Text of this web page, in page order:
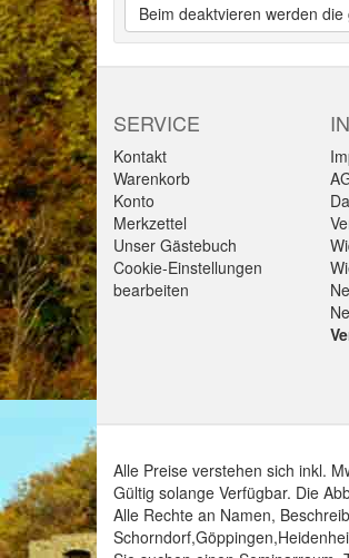
Beim deaktvieren werden
SERVICE
Kontakt
Warenkorb
Konto
Merkzettel
Unser Gästebuch
Cookie-Einstellungen
bearbeiten
Alle Preise verstehen sich inkl.
Gültig solange Verfügbar. Die
Alle Rechte an Namen,